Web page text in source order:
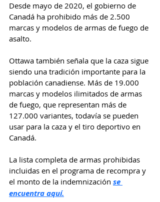
Desde mayo de 2020, el gobierno de
Canadá ha prohibido más de 2.500
marcas y modelos de armas de fuego de
asalto.
Ottawa también señala que la caza sigue
siendo una tradición importante para la
población canadiense. Más de 19.000
marcas y modelos ilimitados de armas
de fuego, que representan más de
127.000 variantes, todavía se pueden
usar para la caza y el tiro deportivo en
Canadá.
La lista completa de armas prohibidas
incluidas en el programa de recompra y
el monto de la indemnización se
encuentra aquí.